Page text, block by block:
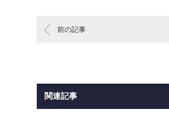
前の記事
関連記事